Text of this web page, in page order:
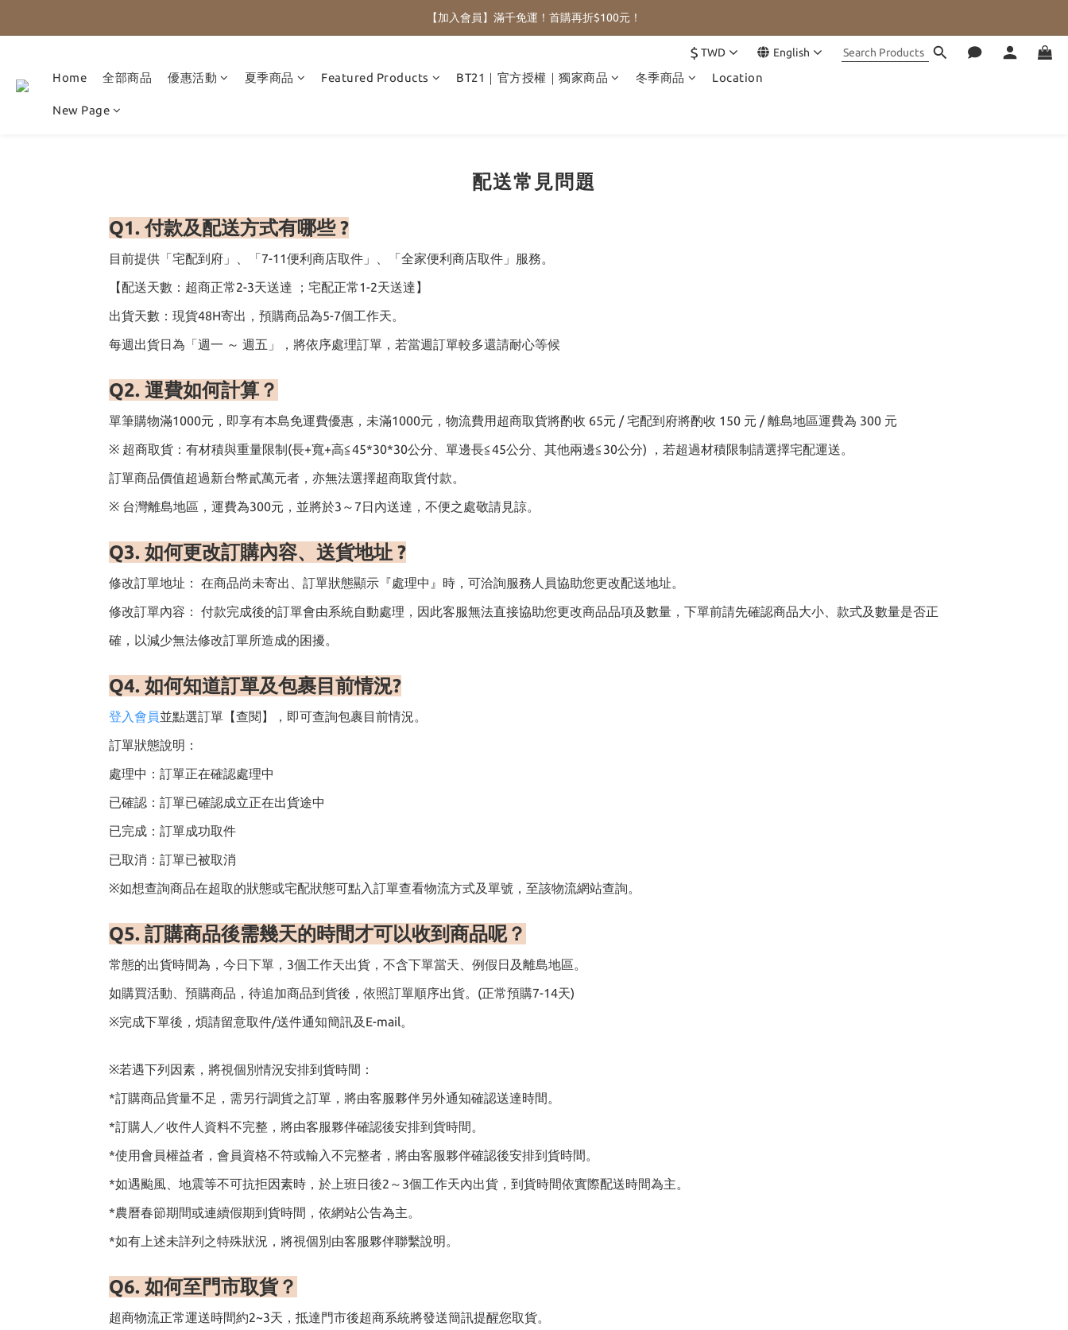
【加入會員】滿千免運！首購再折$100元！
$ TWD English
Home 全部商品 優惠活動 夏季商品 Featured Products BT21｜官方授權｜獨家商品 冬季商品 Location
New Page
配送常見問題
Q1.付款及配送方式有哪些?
目前提供「宅配到府」、「7-11便利商店取件」、「全家便利商店取件」服務。
【配送天數：超商正常2-3天送達 ；宅配正常1-2天送達】
出貨天數：現貨48H寄出，預購商品為5-7個工作天。
每週出貨日為「週一 ～ 週五」，將依序處理訂單，若當週訂單較多還請耐心等候
Q2. 運費如何計算 ？
單筆購物滿1000元，即享有本島免運費優惠，未滿1000元，物流費用超商取貨將酌收 65元 / 宅配到府將酌收 150 元 / 離島地區運費為 300 元
※ 超商取貨：有材積與重量限制(長+寬+高≦45*30*30公分、單邊長≦45公分、其他兩邊≦30公分) ，若超過材積限制請選擇宅配運送。
訂單商品價值超過新台幣貳萬元者，亦無法選擇超商取貨付款。
※ 台灣離島地區，運費為300元，並將於3～7日內送達，不便之處敬請見諒。
Q3. 如何更改訂購內容、送貨地址 ?
修改訂單地址： 在商品尚未寄出、訂單狀態顯示『處理中』時，可洽詢服務人員協助您更改配送地址。
修改訂單內容： 付款完成後的訂單會由系統自動處理，因此客服無法直接協助您更改商品品項及數量，下單前請先確認商品大小、款式及數量是否正
確，以減少無法修改訂單所造成的困擾。
Q4. 如何知道訂單及包裹目前情況?
登入會員並點選訂單【查閱】，即可查詢包裹目前情況。
訂單狀態說明：
處理中：訂單正在確認處理中
已確認：訂單已確認成立正在出貨途中
已完成：訂單成功取件
已取消：訂單已被取消
※如想查詢商品在超取的狀態或宅配狀態可點入訂單查看物流方式及單號，至該物流網站查詢。
Q5. 訂購商品後需幾天的時間才可以收到商品呢？
常態的出貨時間為，今日下單，3個工作天出貨，不含下單當天、例假日及離島地區。
如購買活動、預購商品，待追加商品到貨後，依照訂單順序出貨。(正常預購7-14天)
※完成下單後，煩請留意取件/送件通知簡訊及E-mail。
※若遇下列因素，將視個別情況安排到貨時間：
*訂購商品貨量不足，需另行調貨之訂單，將由客服夥伴另外通知確認送達時間。
*訂購人／收件人資料不完整，將由客服夥伴確認後安排到貨時間。
*使用會員權益者，會員資格不符或輸入不完整者，將由客服夥伴確認後安排到貨時間。
*如遇颱風、地震等不可抗拒因素時，於上班日後2～3個工作天內出貨，到貨時間依實際配送時間為主。
*農曆春節期間或連續假期到貨時間，依網站公告為主。
*如有上述未詳列之特殊狀況，將視個別由客服夥伴聯繫說明。
Q6. 如何至門市取貨？
超商物流正常運送時間約2~3天，抵達門市後超商系統將發送簡訊提醒您取貨。